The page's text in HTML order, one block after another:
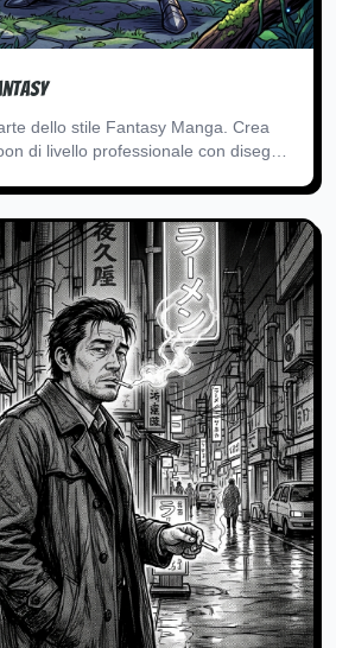
dello stile Fantasy Manga. Crea
di livello professionale con disegni
immagine all'avanguardia.